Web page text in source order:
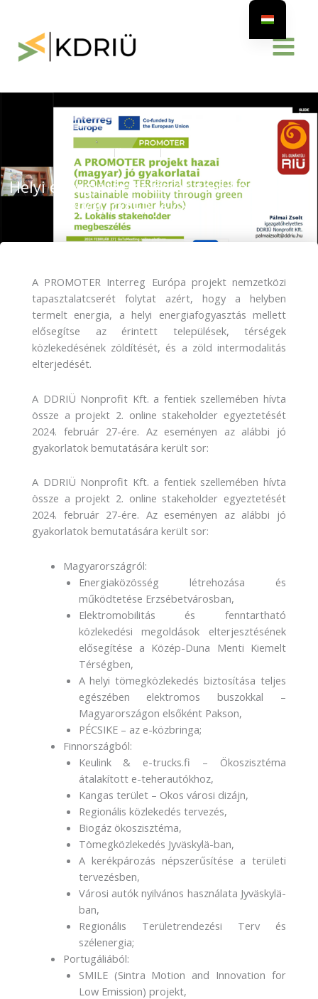
content
Helyi energiatermelés és zöld közlekedés
– PROMOTER Jó Gyakorlatok
A PROMOTER Interreg Európa projekt nemzetközi
tapasztalatcserét folytat azért, hogy a helyben
termelt energia, a helyi energiafogyasztás mellett
elősegítse az érintett települések, térségek
közlekedésének zöldítését, és a zöld intermodalitás
elterjedését.
A DDRIÜ Nonprofit Kft. a fentiek szellemében hívta
össze a projekt 2. online stakeholder egyeztetését
2024. február 27-ére. Az eseményen az alábbi jó
gyakorlatok bemutatására került sor:
A DDRIÜ Nonprofit Kft. a fentiek szellemében hívta
össze a projekt 2. online stakeholder egyeztetését
2024. február 27-ére. Az eseményen az alábbi jó
gyakorlatok bemutatására került sor:
Magyarországról:
Energiaközösség létrehozása és
működtetése Erzsébetvárosban,
Elektromobilitás és fenntartható
közlekedési megoldások elterjesztésének
elősegítése a Közép-Duna Menti Kiemelt
Térségben,
A helyi tömegközlekedés biztosítása teljes
egészében elektromos buszokkal –
Magyarországon elsőként Pakson,
PÉCSIKE – az e-közbringa;
Finnországból:
Keulink & e-trucks.fi – Ökoszisztéma
átalakított e-teherautókhoz,
Kangas terület – Okos városi dizájn,
Regionális közlekedés tervezés,
Biogáz ökoszisztéma,
Tömegközlekedés Jyväskylä-ban,
A kerékpározás népszerűsítése a területi
tervezésben,
Városi autók nyilvános használata Jyväskylä-
ban,
Regionális Területrendezési Terv és
szélenergia;
Portugáliából:
SMILE (Sintra Motion and Innovation for
Low Emission) projekt,